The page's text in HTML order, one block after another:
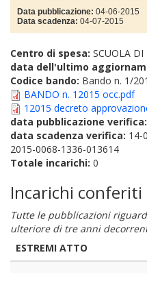
Data pubblicazione: 04-06-2015
Data scadenza: 04-07-2015
Centro di spesa: SCUOLA DI
data dell'ultimo
Codice bando: Bando n. 1/
BANDO n. 12015 occ.pdf
12015 decreto
data pubblicazione verifica:
data scadenza verifica: 14-
2015-0068-1336-013614
Totale incarichi: 0
Incarichi conferiti
Tutte le pubblicazioni
ulteriore di tre anni
ESTREMI ATTO